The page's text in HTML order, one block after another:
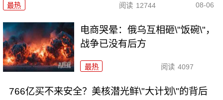
最热 阅读 12744 08-06
电商哭晕：俄乌互相砸\"饭碗\"，
战争已没有后方
最热 阅读 4097
766亿买不来安全？美核潜光鲜\"大计划\"的背后